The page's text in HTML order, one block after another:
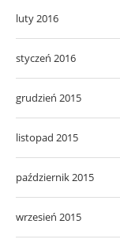
luty 2016
styczeń 2016
grudzień 2015
listopad 2015
październik 2015
wrzesień 2015